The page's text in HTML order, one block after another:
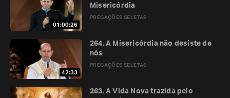
01:00:26
PREGAÇÕES SELETAS
Misericórdia
42:33
PREGAÇÕES SELETAS
264. A Misericórdia não desiste de
nós
263. A Vida Nova trazida pelo